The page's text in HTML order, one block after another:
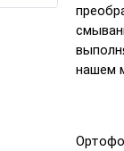
нашем